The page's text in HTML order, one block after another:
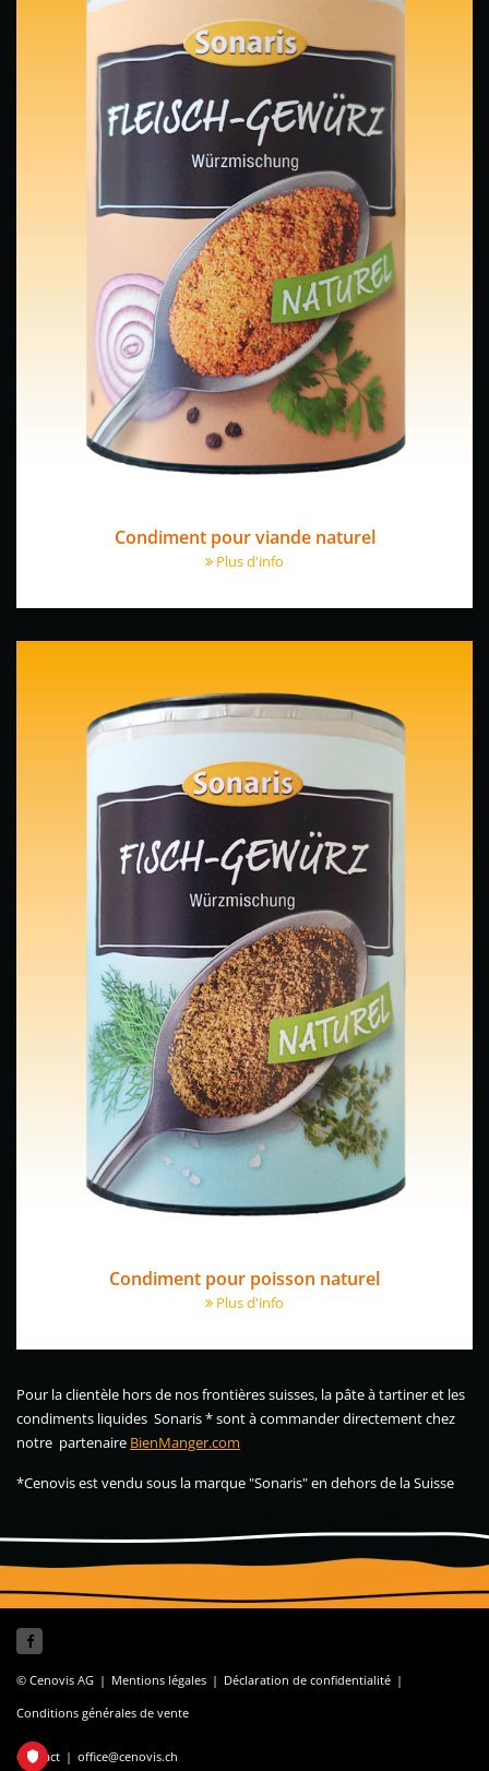
Condiment pour viande naturel
Plus d'info
Condiment pour poisson naturel
Plus d'info
Pour la clientèle hors de nos frontières suisses, la pâte à tartiner et les
condiments liquides Sonaris * sont à commander directement chez
notre partenaire BienManger.com
*Cenovis est vendu sous la marque "Sonaris" en dehors de la Suisse
© Cenovis AG | Mentions légales | Déclaration de confidentialité |
Conditions générales de vente
Contact | office@cenovis.ch